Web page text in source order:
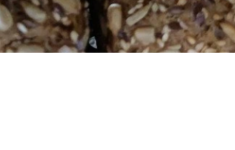
«Авторы»
и Begin
bakery